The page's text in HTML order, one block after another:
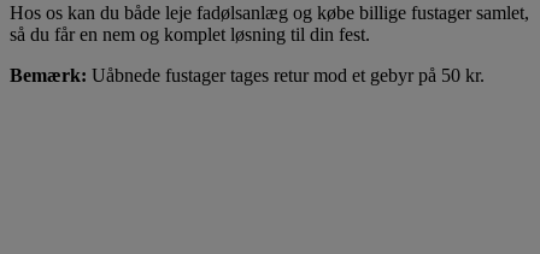
Hos os kan du både leje fadølsanlæg og købe billige fustager samlet,
så du får en nem og komplet løsning til din fest.
Bemærk: Uåbnede fustager tages retur mod et gebyr på 50 kr.